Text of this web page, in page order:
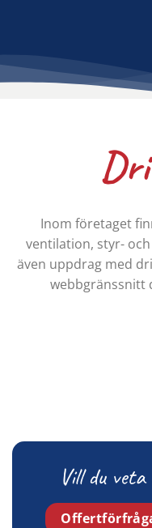
Inom företaget
ventilation, styr-
även uppdrag med
webbgränssnitt
Vill du